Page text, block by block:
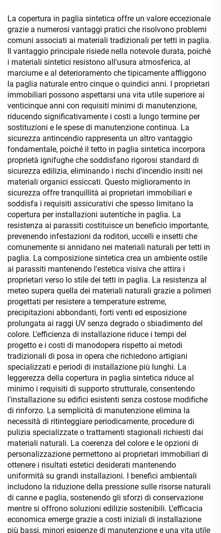
La copertura in paglia sintetica offre un valore eccezionale
grazie a numerosi vantaggi pratici che risolvono problemi
comuni associati ai materiali tradizionali per tetti in paglia.
Il vantaggio principale risiede nella notevole durata, poiché
i materiali sintetici resistono all'usura atmosferica, al
marciume e al deterioramento che tipicamente affliggono
la paglia naturale entro cinque o quindici anni. I proprietari
immobiliari possono aspettarsi una vita utile superiore ai
venticinque anni con requisiti minimi di manutenzione,
riducendo significativamente i costi a lungo termine per
sostituzioni e le spese di manutenzione continua. La
sicurezza antincendio rappresenta un altro vantaggio
fondamentale, poiché il tetto in paglia sintetica incorpora
proprietà ignifughe che soddisfano rigorosi standard di
sicurezza edilizia, eliminando i rischi d'incendio insiti nei
materiali organici essiccati. Questo miglioramento in
sicurezza offre tranquillità ai proprietari immobiliari e
soddisfa i requisiti assicurativi che spesso limitano la
copertura per installazioni autentiche in paglia. La
resistenza ai parassiti costituisce un beneficio importante,
prevenendo infestazioni da roditori, uccelli e insetti che
comunemente si annidano nei materiali naturali per tetti in
paglia. La composizione sintetica crea un ambiente ostile
ai parassiti mantenendo l'estetica visiva che attira i
proprietari verso lo stile dei tetti in paglia. La resistenza al
meteo supera quella dei materiali naturali grazie a polimeri
progettati per resistere a temperature estreme,
precipitazioni abbondanti, forti venti ed esposizione
prolungata ai raggi UV senza degrado o sbiadimento del
colore. L'efficienza di installazione riduce i tempi del
progetto e i costi di manodopera rispetto ai metodi
tradizionali di posa in opera che richiedono artigiani
specializzati e periodi di installazione più lunghi. La
leggerezza della copertura in paglia sintetica riduce al
minimo i requisiti di supporto strutturale, consentendo
l'installazione su edifici esistenti senza costose modifiche
di rinforzo. La semplicità di manutenzione elimina la
necessità di ritinteggiare periodicamente, procedure di
pulizia specializzate o trattamenti stagionali richiesti dai
materiali naturali. La coerenza del colore e le opzioni di
personalizzazione permettono ai proprietari immobiliari di
ottenere i risultati estetici desiderati mantenendo
uniformità su grandi installazioni. I benefici ambientali
includono la riduzione della pressione sulle risorse naturali
di canne e paglia, sostenendo gli sforzi di conservazione
mentre si offrono soluzioni edilizie sostenibili. L'efficacia
economica emerge grazie a costi iniziali di installazione
più bassi, minori esigenze di manutenzione e una vita utile